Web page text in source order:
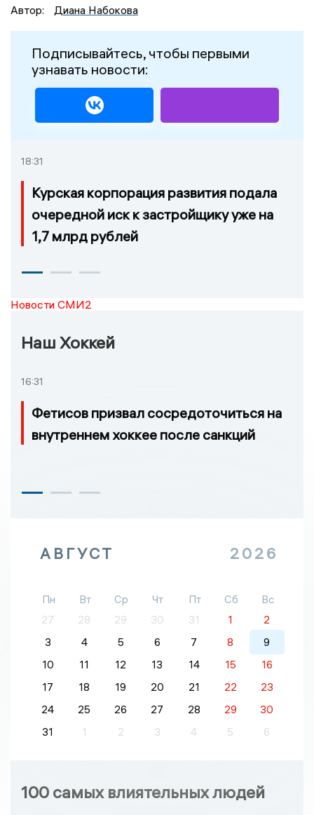
Автор:
Диана Набокова
Подписывайтесь, чтобы первыми
узнавать новости:
18:31
Курская корпорация развития подала
очередной иск к застройщику уже на
1,7 млрд рублей
Новости СМИ2
Наш Хоккей
16:31
Фетисов призвал сосредоточиться на
внутреннем хоккее после санкций
АВГУСТ 2026
Пн Вт Ср Чт Пт Сб
Вс
27
28 29 30 31 1
2
3
4 5 6 7 8
9
10
11 12 13 14 15
16
17
18 19 20 21 22
23
24
25 26 27 28 29
30
31
1 2 3 4 5 6
100 самых влиятельных людей